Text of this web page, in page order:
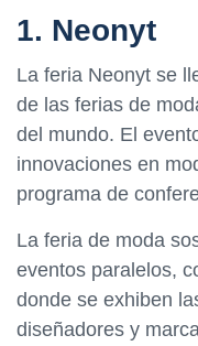
1. Neonyt
La feria Neonyt se
de las ferias de
del mundo. El
innovaciones en
programa de
La feria de moda
eventos paralelos,
donde se exhiben
diseñadores y